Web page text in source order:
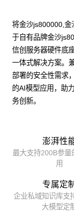
将金沙js800000,金
于自有品牌金沙
信创服务器硬件底
一体式解决方案。
部署的安全性需求
的AI模型应用，助
务创新。
澎湃性
最大支持200B参量
用
专属定制
企业私域知识库支
大模型定